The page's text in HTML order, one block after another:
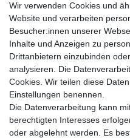
Versandpartner
Wir verwenden Cookies und
Website und verarbeiten
Besucher:innen unserer
Inhalte und Anzeigen zu
Drittanbietern einzubinden
analysieren. Die
Cookies. Wir teilen diese
Einstellungen benennen.
Die Datenverarbeitung kann
berechtigten Interesses
oder abgelehnt werden. Es